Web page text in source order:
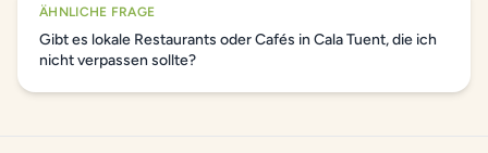
ÄHNLICHE FRAGE
Gibt es lokale Restaurants oder Cafés in Cala Tuent, die ich
nicht verpassen sollte?